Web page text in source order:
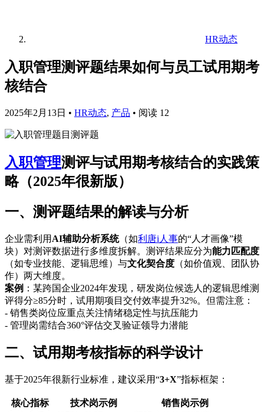
HR动态
入职管理测评题结果如何与员工试用期考
核结合
2025年2月13日 • HR动态, 产品 • 阅读 12
入职管理测评与试用期考核结合的实践策
略（2025年很新版）
一、测评题结果的解读与分析
企业需利用 AI辅助分析系统（如利唐i人事的“人才画像”模
块）对测评数据进行多维度拆解。测评结果应分为能力匹配度
（如专业技能、逻辑思维）与文化契合度 （如价值观、团队协
作）两大维度。
案例 ：某跨国企业2024年发现，研发岗位候选人的逻辑思维测
评得分≥85分时，试用期项目交付效率提升32%。但需注意：
- 销售类岗位应重点关注情绪稳定性与抗压能力
- 管理岗需结合360°评估交叉验证领导力潜能
二、试用期考核指标的科学设计
基于2025年很新行业标准，建议采用“3+X”指标框架：
核心指标 技术岗示例
销售岗示例